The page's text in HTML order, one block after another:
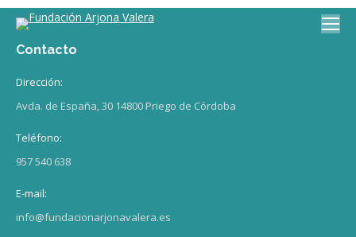
Contacto
Dirección:
Avda. de España, 30 14800 Priego de Córdoba
Teléfono:
957 540 638
E-mail:
info@fundacionarjonavalera.es